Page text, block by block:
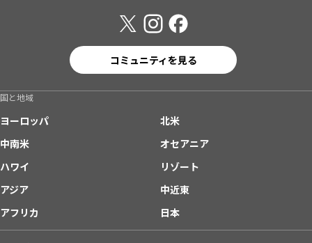
コミュニティを見る
国と地域
ヨーロッパ
北米
中南米
オセアニア
ハワイ
リゾート
アジア
中近東
アフリカ
日本